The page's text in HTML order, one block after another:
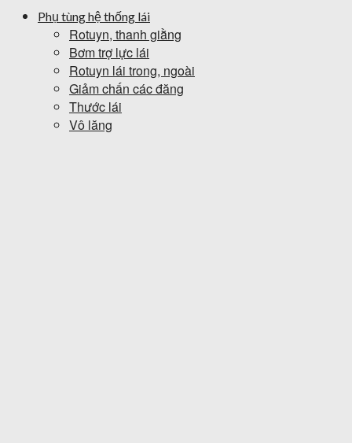
Phụ tùng hệ thống lái
Rotuyn, thanh giằng
Bơm trợ lực lái
Rotuyn lái trong, ngoài
Giảm chấn các đăng
Thước lái
Vô lăng